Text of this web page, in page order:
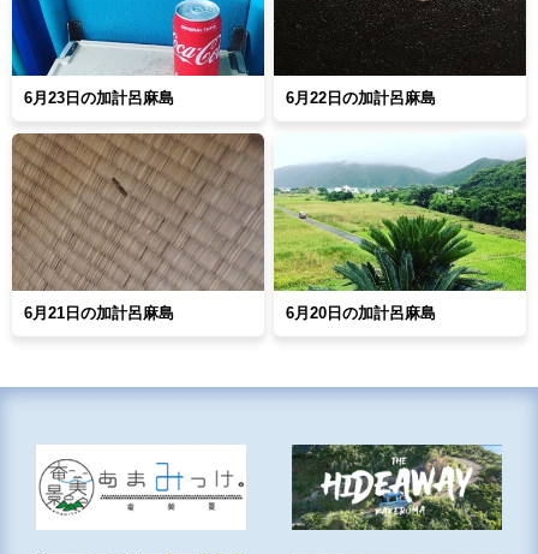
6月23日の加計呂麻島 6月22日の加計呂麻島
6月21日の加計呂麻島 6月20日の加計呂麻島